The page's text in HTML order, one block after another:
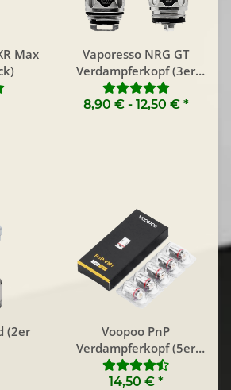
Max
Vaporesso NRG GT
Verdampferkopf (3er
Pack)
8,90 € - 12,50 € *
(2er
Voopoo PnP
Verdampferkopf (5er
Pack)
14,50 € *